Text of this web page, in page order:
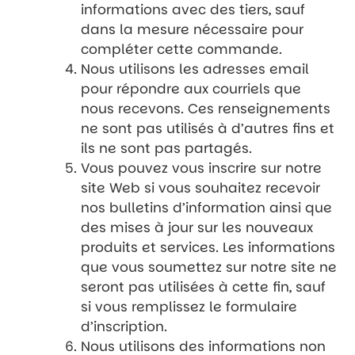
informations avec des tiers, sauf
dans la mesure nécessaire pour
compléter cette commande.
Nous utilisons les adresses email
pour répondre aux courriels que
nous recevons. Ces renseignements
ne sont pas utilisés à d’autres fins et
ils ne sont pas partagés.
Vous pouvez vous inscrire sur notre
site Web si vous souhaitez recevoir
nos bulletins d’information ainsi que
des mises à jour sur les nouveaux
produits et services. Les informations
que vous soumettez sur notre site ne
seront pas utilisées à cette fin, sauf
si vous remplissez le formulaire
d’inscription.
Nous utilisons des informations non